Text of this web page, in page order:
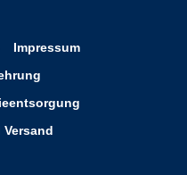
Impressum